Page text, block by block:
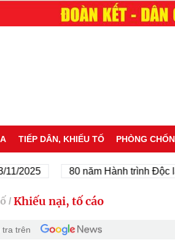
TIẾP DÂN, KHIẾU TỐ PHÒNG
80 năm Hành trình Độc lập -
/ Khiếu nại, tố cáo
tra trên